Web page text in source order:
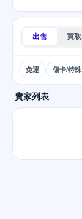
出售 買取
免運 傷卡/特殊
賣家列表